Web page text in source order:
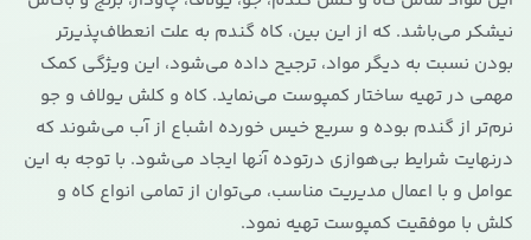
نیشکر می‌باشد. که از این بین، کاه گندم به علت انعطاف‌پذیرتر
بودن نسبت به دیگر مواد، ترجیح داده می‌شود، این ویژگی کمک
مهمی در تهیه ساختار کمپوست می‌نماید. کاه و کلش یولاف و جو
نرم‌تر از گندم بوده و سریع خیس خورده اشباع از آب می‌شوند که
درنهایت شرایط بی‌هوازی درتوده آنها ایجاد می‌شود. با توجه به این
عوامل و با اعمال مدیریت مناسب، می‌توان از تمامی انواع کاه و
کلش با موفقیت کمپوست تهیه نمود.